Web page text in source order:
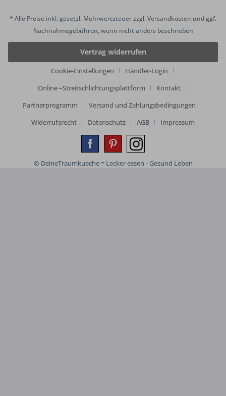
* Alle Preise inkl. gesetzl. Mehrwertsteuer zzgl.Versandkosten und ggf.
Nachnahmegebühren, wenn nicht anders beschrieben
Vertrag widerrufen
Cookie-Einstellungen
Händler-Login
Online –Streitschlichtungsplattform
Kontakt
Partnerprogramm
Versand und Zahlungsbedingungen
Widerrufsrecht
Datenschutz AGB Impressum
© DeineTraumkueche = Lecker essen - Gesund Leben